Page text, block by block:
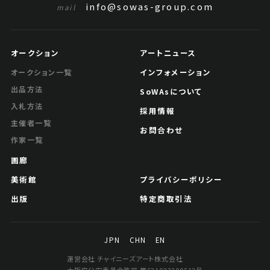
mail info@sowas-group.com
オークション
オークション一覧
出品方法
入札方法
主催者一覧
作家一覧
画廊
美術館
出版
アートニュース
インフォメーション
SoWAsについて
採用情報
お問合わせ
プライバシーポリシー
特定商取引法
JPN CHN
EN
運営会社 チャイニーズアート株式会社